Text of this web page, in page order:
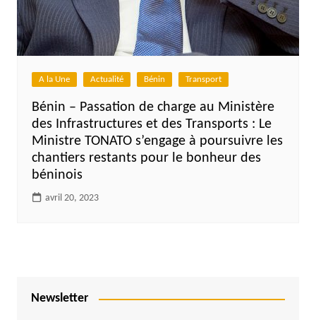
A la Une Actualité Bénin Transport
Bénin – Passation de charge au Ministère
des Infrastructures et des Transports : Le
Ministre TONATO s’engage à poursuivre les
chantiers restants pour le bonheur des
béninois
avril 20, 2023
Newsletter